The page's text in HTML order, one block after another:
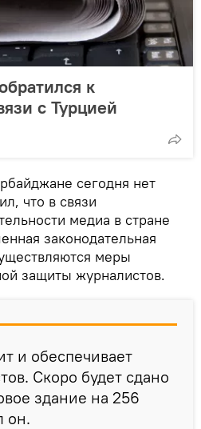
к
с Турцией
сегодня нет
что в связи
медиа в стране
законодательная
меры
защиты журналистов.
и обеспечивает
Скоро будет сдано
здание на 256
он.